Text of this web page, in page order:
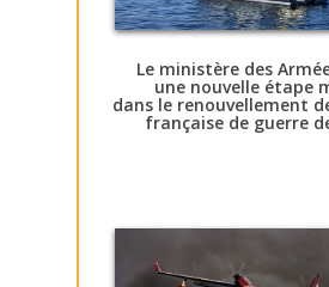
Le ministère des
une nouvelle étape
dans le renouvellement
française de guerre